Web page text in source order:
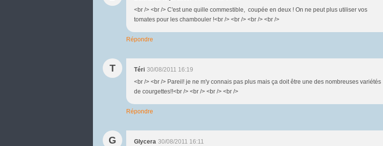
<br /> <br /> C'est une quille commestible, coupée en deux ! On ne peut plus utiliser vos
tomates pour les chambouler !<br /> <br /> <br /> <br />
Répondre
T Téri 30/08/2011 16:19
<br /> <br /> Pareil! je ne m'y connais pas plus mais ça doit être une des nombreuses variétés
de courgettes!!<br /> <br /> <br /> <br />
Répondre
G Glycera 30/08/2011 16:11